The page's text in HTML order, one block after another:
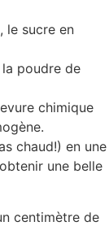
le sucre en
poudre de
chimique
chaud!) en une
une belle
centimètre de